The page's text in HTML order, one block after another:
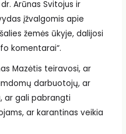
Arūnas Svitojus ir
įžvalgomis apie
žemės ūkyje, dalijosi
komentarai“.
Mazėtis teiravosi, ar
darbuotojų, ar
ar gali pabrangti
ar karantinas veikia